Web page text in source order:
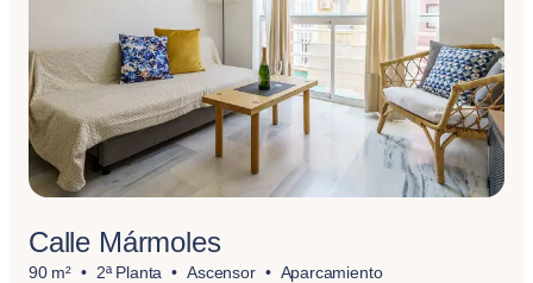
Calle Mármoles
90 m² 2ª Planta Ascensor Aparcamiento